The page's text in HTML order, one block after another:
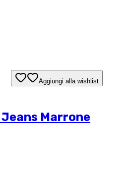
Aggiungi alla wishlist
Marrone